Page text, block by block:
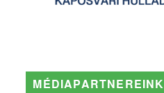
MÉDIAPARTNEREINK